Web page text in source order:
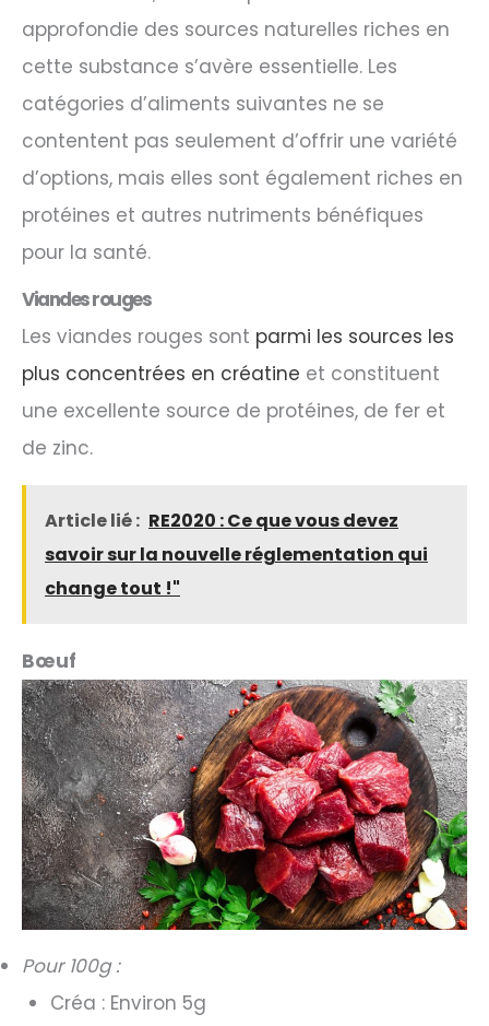
approfondie des sources naturelles riches en
cette substance s’avère essentielle. Les
catégories d’aliments suivantes ne se
contentent pas seulement d’offrir une variété
d’options, mais elles sont également riches en
protéines et autres nutriments bénéfiques
pour la santé.
Viandes rouges
Les viandes rouges sont parmi les sources les
plus concentrées en créatine et constituent
une excellente source de protéines, de fer et
de zinc.
Article lié : RE2020 : Ce que vous devez
savoir sur la nouvelle réglementation qui
change tout !"
Bœuf
Pour 100g :
Créa : Environ 5g